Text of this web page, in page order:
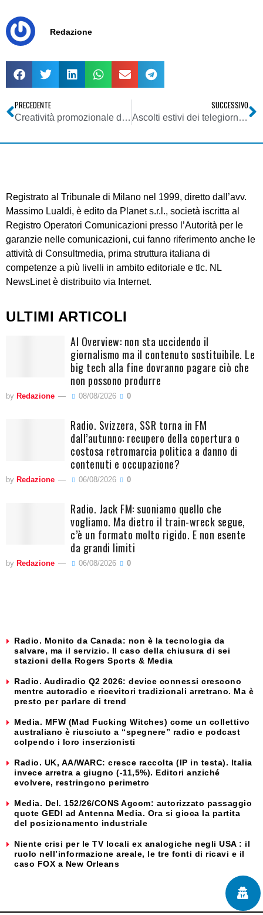
Redazione
PRECEDENTE
Creatività promozionale delle radio italiane: reazioni dei lettori (2)
SUCCESSIVO
Ascolti estivi dei telegiornali. Nella perpetua sfida tra Tg1 e Tg5, si riduce il distacco tra i due
Registrato al Tribunale di Milano nel 1999, diretto dall’avv.
Massimo Lualdi, è edito da Planet s.r.l., società iscritta al
Registro Operatori Comunicazioni presso l’Autorità per le
garanzie nelle comunicazioni, cui fanno riferimento anche le
attività di Consultmedia, prima struttura italiana di
competenze a più livelli in ambito editoriale e tlc. NL
NewsLinet è distribuito via Internet.
ULTIMI ARTICOLI
AI Overview: non sta uccidendo il
giornalismo ma il contenuto sostituibile. Le
big tech alla fine dovranno pagare ciò che
non possono produrre
by Redazione 08/08/2026 0
Radio. Svizzera, SSR torna in FM
dall’autunno: recupero della copertura o
costosa retromarcia politica a danno di
contenuti e occupazione?
by Redazione 06/08/2026 0
Radio. Jack FM: suoniamo quello che
vogliamo. Ma dietro il train-wreck segue,
c’è un formato molto rigido. E non esente
da grandi limiti
by Redazione 06/08/2026 0
Radio. Monito da Canada: non è la tecnologia da
salvare, ma il servizio. Il caso della chiusura di sei
stazioni della Rogers Sports & Media
Radio. Audiradio Q2 2026: device connessi crescono
mentre autoradio e ricevitori tradizionali arretrano. Ma è
presto per parlare di trend
Media. MFW (Mad Fucking Witches) come un collettivo
australiano è riusciuto a “spegnere” radio e podcast
colpendo i loro inserzionisti
Radio. UK, AA/WARC: cresce raccolta (IP in testa). Italia
invece arretra a giugno (-11,5%). Editori anziché
evolvere, restringono perimetro
Media. Del. 152/26/CONS Agcom: autorizzato passaggio
quote GEDI ad Antenna Media. Ora si gioca la partita
del posizionamento industriale
Niente crisi per le TV locali ex analogiche negli USA : il
ruolo nell’informazione areale, le tre fonti di ricavi e il
caso FOX a New Orleans